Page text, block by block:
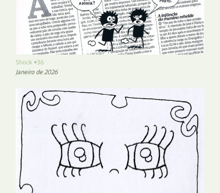
Shock #36
Janeiro de 2026